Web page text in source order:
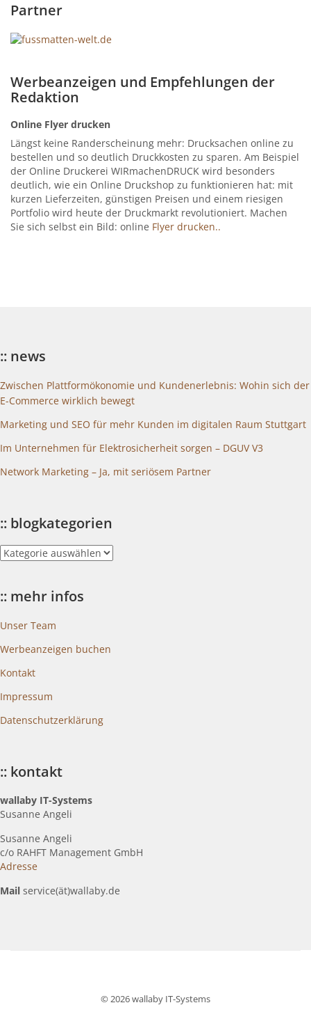
Partner
Werbeanzeigen und Empfehlungen der
Redaktion
Online Flyer drucken
Längst keine Randerscheinung mehr: Drucksachen online zu
bestellen und so deutlich Druckkosten zu sparen. Am Beispiel
der Online Druckerei WIRmachenDRUCK wird besonders
deutlich, wie ein Online Druckshop zu funktionieren hat: mit
kurzen Lieferzeiten, günstigen Preisen und einem riesigen
Portfolio wird heute der Druckmarkt revolutioniert. Machen
Sie sich selbst ein Bild: online Flyer drucken..
:: news
Zwischen Plattformökonomie und Kundenerlebnis: Wohin sich der
E-Commerce wirklich bewegt
Marketing und SEO für mehr Kunden im digitalen Raum Stuttgart
Im Unternehmen für Elektrosicherheit sorgen – DGUV V3
Network Marketing – Ja, mit seriösem Partner
:: blogkategorien
::
blogkategorien
:: mehr infos
Unser Team
Werbeanzeigen buchen
Kontakt
Impressum
Datenschutzerklärung
:: kontakt
wallaby IT-Systems
Susanne Angeli
Susanne Angeli
c/o RAHFT Management GmbH
Adresse
Mail service(ät)wallaby.de
© 2026 wallaby IT-Systems